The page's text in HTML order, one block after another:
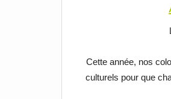
Cette année, nos
culturels pour que